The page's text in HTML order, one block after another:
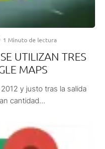
1 Minuto de lectura
UTILIZAN TRES
MAPS
y justo tras la salida
cantidad...